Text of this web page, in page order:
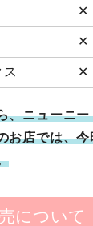
✕
✕
ス ✕
、ニューニ
お店では、今
について